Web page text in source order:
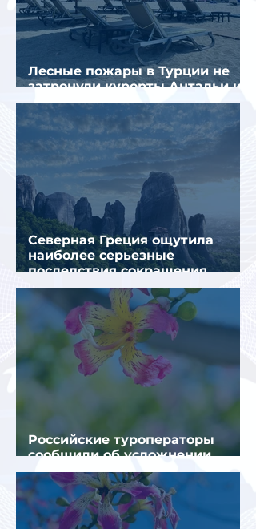
Лесные пожары в Турции не
затронули курорты Антальи и
Муглы
Северная Греция ощутила
наиболее серьезные
последствия сокращения
турпотока из России
Российские туроператоры
сообщили об усложнении
получения виз в Грецию